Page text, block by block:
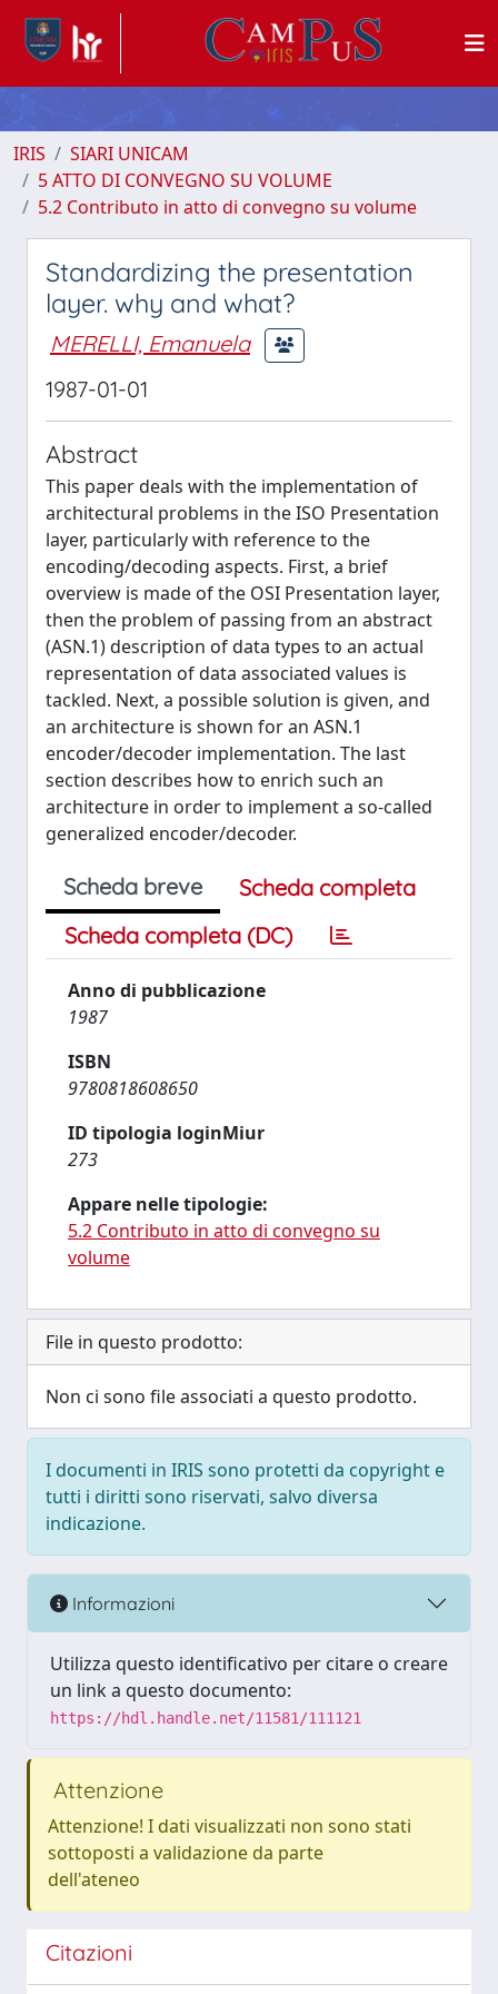
IRIS
SIARI UNICAM
5 ATTO DI CONVEGNO SU VOLUME
5.2 Contributo in atto di convegno su volume
Standardizing the presentation
layer. why and what?
MERELLI, Emanuela
1987-01-01
Abstract
This paper deals with the implementation of
architectural problems in the ISO Presentation
layer, particularly with reference to the
encoding/decoding aspects. First, a brief
overview is made of the OSI Presentation layer,
then the problem of passing from an abstract
(ASN.1) description of data types to an actual
representation of data associated values is
tackled. Next, a possible solution is given, and
an architecture is shown for an ASN.1
encoder/decoder implementation. The last
section describes how to enrich such an
architecture in order to implement a so-called
generalized encoder/decoder.
Scheda breve
Scheda completa
Scheda completa (DC)
Anno di pubblicazione
1987
ISBN
9780818608650
ID tipologia loginMiur
273
Appare nelle tipologie:
5.2 Contributo in atto di convegno su
volume
File in questo prodotto:
Non ci sono file associati a questo prodotto.
I documenti in IRIS sono protetti da copyright e
tutti i diritti sono riservati, salvo diversa
indicazione.
Informazioni
Utilizza questo identificativo per citare o creare
un link a questo documento:
https://hdl.handle.net/11581/111121
Attenzione
Attenzione! I dati visualizzati non sono stati
sottoposti a validazione da parte
dell'ateneo
Citazioni